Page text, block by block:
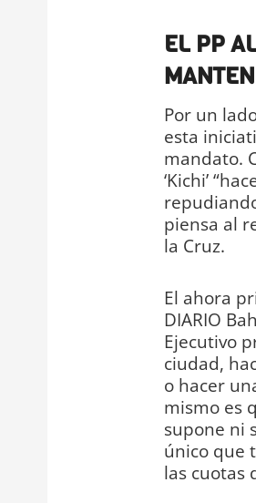
EL PP
Por un
esta
mandato.
‘Kichi’
piensa al
la Cruz.
El ahora
DIARIO
Ejecutivo
ciudad,
o hacer
mismo es
supone ni
único que
las cuotas